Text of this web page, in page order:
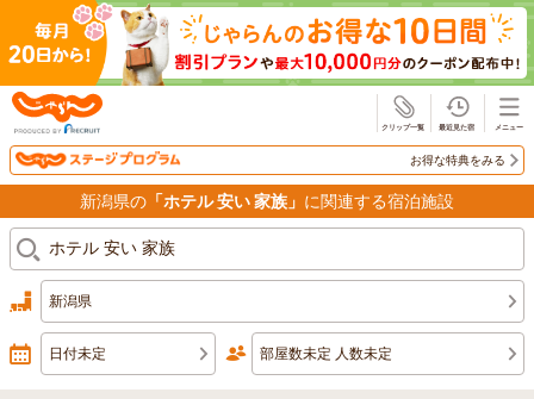
お得な特典をみる
新潟県の 「ホテル 安い 家族」 に関連する宿泊施設
新潟県
日付未定 部屋数未定 人数未定